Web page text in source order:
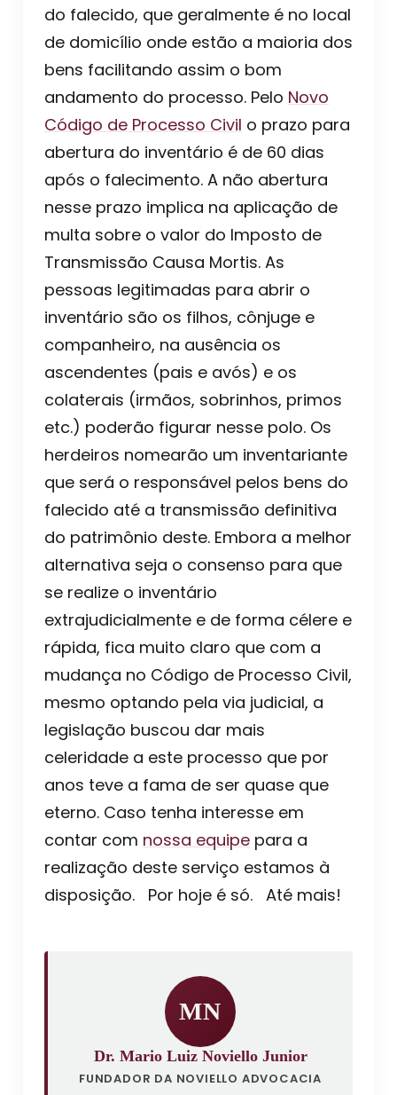
do falecido, que geralmente é no local
de domicílio onde estão a maioria dos
bens facilitando assim o bom
andamento do processo. Pelo Novo
Código de Processo Civil o prazo para
abertura do inventário é de 60 dias
após o falecimento. A não abertura
nesse prazo implica na aplicação de
multa sobre o valor do Imposto de
Transmissão Causa Mortis. As
pessoas legitimadas para abrir o
inventário são os filhos, cônjuge e
companheiro, na ausência os
ascendentes (pais e avós) e os
colaterais (irmãos, sobrinhos, primos
etc.) poderão figurar nesse polo. Os
herdeiros nomearão um inventariante
que será o responsável pelos bens do
falecido até a transmissão definitiva
do patrimônio deste. Embora a melhor
alternativa seja o consenso para que
se realize o inventário
extrajudicialmente e de forma célere e
rápida, fica muito claro que com a
mudança no Código de Processo Civil,
mesmo optando pela via judicial, a
legislação buscou dar mais
celeridade a este processo que por
anos teve a fama de ser quase que
eterno. Caso tenha interesse em
contar com nossa equipe para a
realização deste serviço estamos à
disposição. Por hoje é só. Até mais!
MN
Dr. Mario Luiz Noviello Junior
FUNDADOR DA NOVIELLO ADVOCACIA